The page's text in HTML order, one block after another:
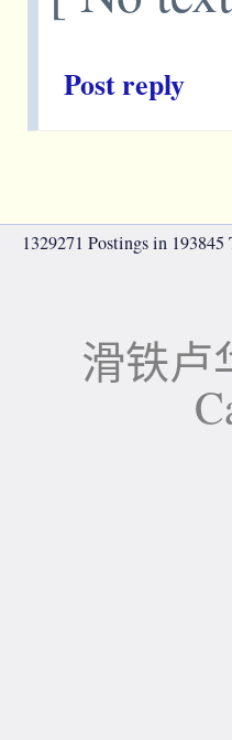
Post reply
1329271 Postings in 193845
滑铁卢